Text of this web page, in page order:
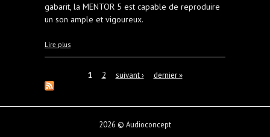
gabarit, la MENTOR 5 est capable de reproduire
un son ample et vigoureux.
Lire plus
Pages 1 2 suivant › dernier »
2026 © Audioconcept